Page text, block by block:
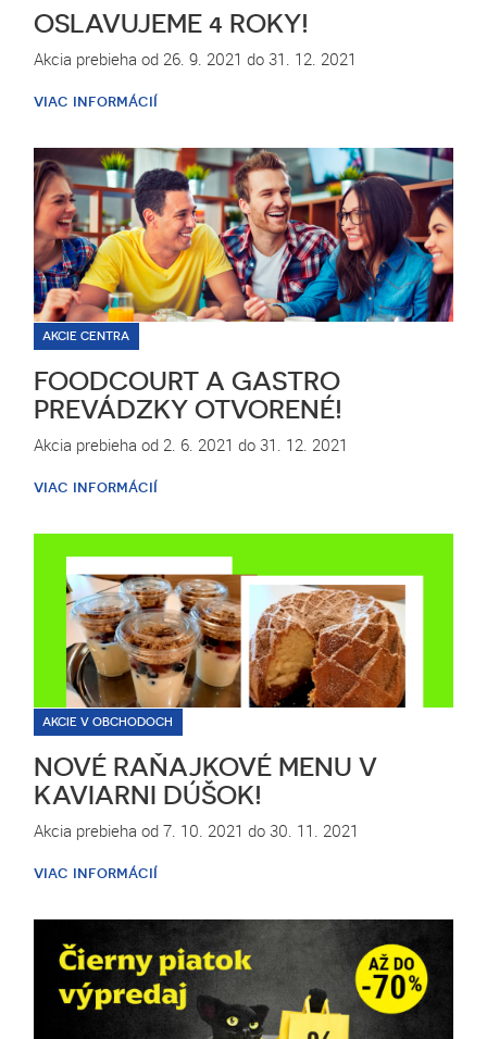
OSLAVUJEME 4 ROKY!
Akcia prebieha od 26. 9. 2021 do 31. 12. 2021
viac informácií
AKCIE CENTRA
FOODCOURT A GASTRO
PREVÁDZKY OTVORENÉ!
Akcia prebieha od 2. 6. 2021 do 31. 12. 2021
viac informácií
AKCIE V OBCHODOCH
NOVÉ RAŇAJKOVÉ MENU V
KAVIARNI DÚŠOK!
Akcia prebieha od 7. 10. 2021 do 30. 11. 2021
viac informácií